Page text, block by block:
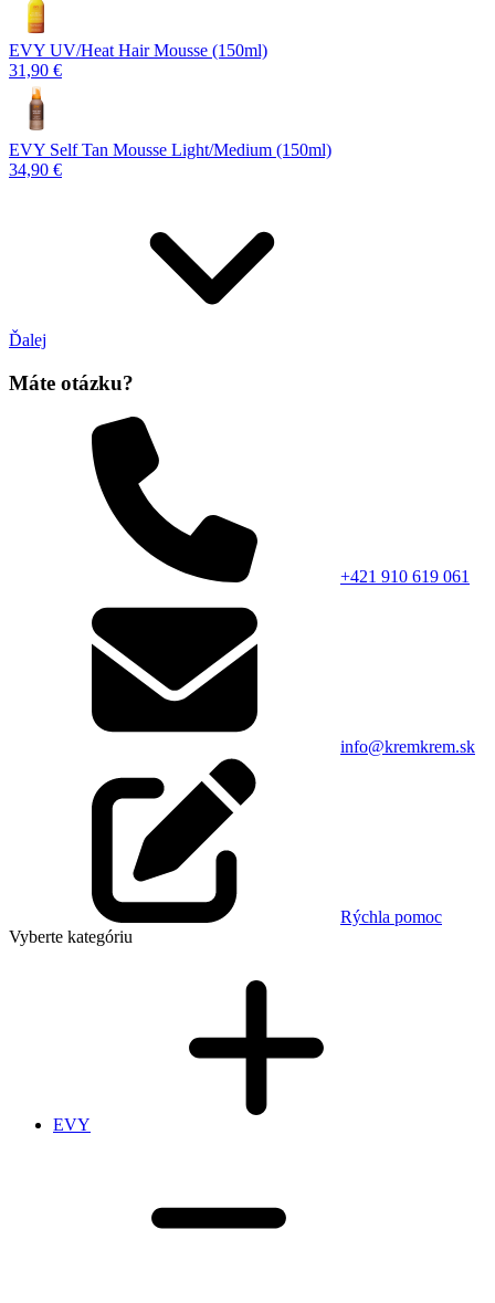
EVY UV/Heat Hair Mousse (150ml)
31,90 €
EVY Self Tan Mousse Light/Medium (150ml)
34,90 €
Ďalej
Máte otázku?
+421 910 619 061
info@kremkrem.sk
Rýchla pomoc
Vyberte kategóriu
EVY